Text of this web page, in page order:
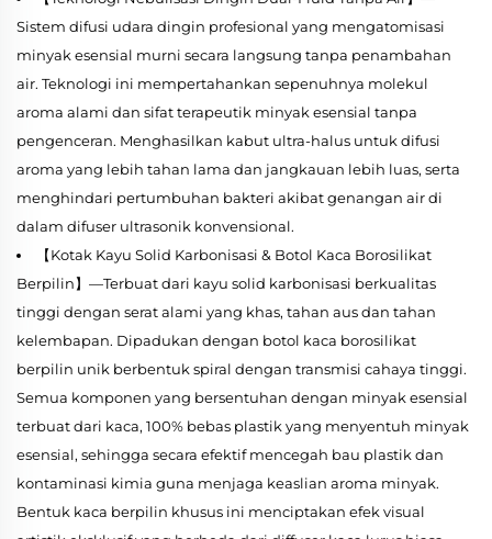
Sistem difusi udara dingin profesional yang mengatomisasi
minyak esensial murni secara langsung tanpa penambahan
air. Teknologi ini mempertahankan sepenuhnya molekul
aroma alami dan sifat terapeutik minyak esensial tanpa
pengenceran. Menghasilkan kabut ultra-halus untuk difusi
aroma yang lebih tahan lama dan jangkauan lebih luas, serta
menghindari pertumbuhan bakteri akibat genangan air di
dalam difuser ultrasonik konvensional.
【Kotak Kayu Solid Karbonisasi & Botol Kaca Borosilikat
Berpilin】—Terbuat dari kayu solid karbonisasi berkualitas
tinggi dengan serat alami yang khas, tahan aus dan tahan
kelembapan. Dipadukan dengan botol kaca borosilikat
berpilin unik berbentuk spiral dengan transmisi cahaya tinggi.
Semua komponen yang bersentuhan dengan minyak esensial
terbuat dari kaca, 100% bebas plastik yang menyentuh minyak
esensial, sehingga secara efektif mencegah bau plastik dan
kontaminasi kimia guna menjaga keaslian aroma minyak.
Bentuk kaca berpilin khusus ini menciptakan efek visual